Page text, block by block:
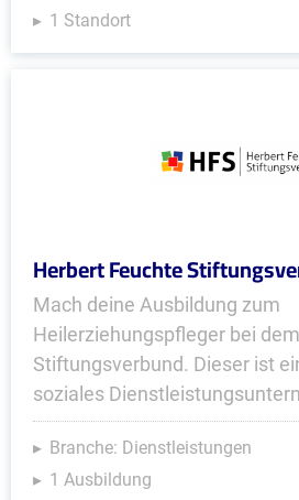
1 Standort
Herbert Feuchte
Mach deine Ausbildung zum
Heilerziehungspfleger bei
Stiftungsverbund. Dieser ist
soziales
Branche: Dienstleistungen
1 Ausbildung